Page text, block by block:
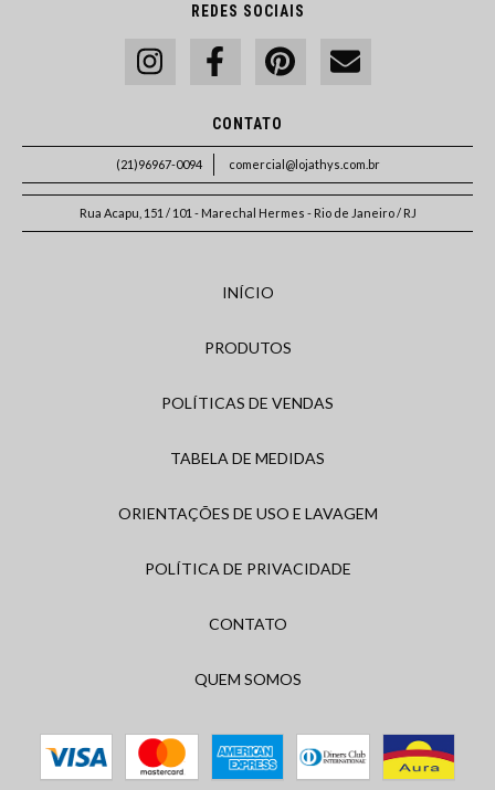
REDES SOCIAIS
CONTATO
(21)96967-0094 comercial@lojathys.com.br
Rua Acapu, 151 / 101 - Marechal Hermes - Rio de Janeiro / RJ
INÍCIO
PRODUTOS
POLÍTICAS DE VENDAS
TABELA DE MEDIDAS
ORIENTAÇÕES DE USO E LAVAGEM
POLÍTICA DE PRIVACIDADE
CONTATO
QUEM SOMOS